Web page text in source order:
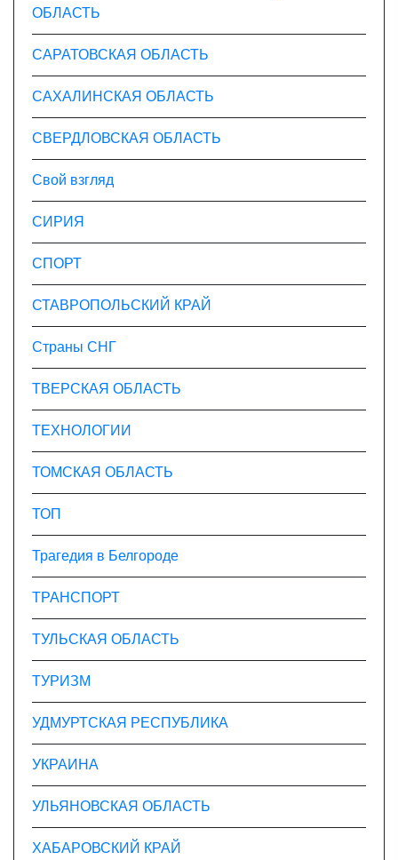
ОБЛАСТЬ
САРАТОВСКАЯ ОБЛАСТЬ
САХАЛИНСКАЯ ОБЛАСТЬ
СВЕРДЛОВСКАЯ ОБЛАСТЬ
Свой взгляд
СИРИЯ
СПОРТ
СТАВРОПОЛЬСКИЙ КРАЙ
Страны СНГ
ТВЕРСКАЯ ОБЛАСТЬ
ТЕХНОЛОГИИ
ТОМСКАЯ ОБЛАСТЬ
ТОП
Трагедия в Белгороде
ТРАНСПОРТ
ТУЛЬСКАЯ ОБЛАСТЬ
ТУРИЗМ
УДМУРТСКАЯ РЕСПУБЛИКА
УКРАИНА
УЛЬЯНОВСКАЯ ОБЛАСТЬ
ХАБАРОВСКИЙ КРАЙ